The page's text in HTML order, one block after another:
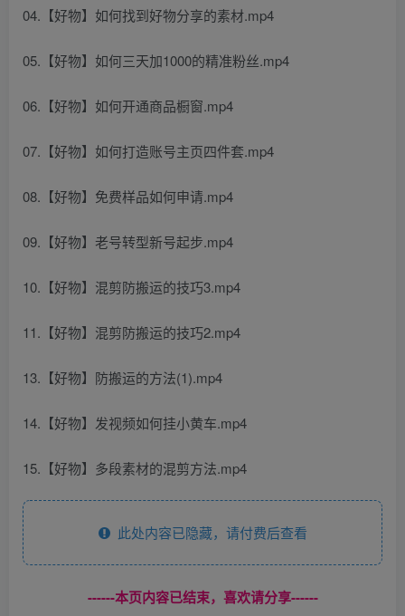
04.【好物】如何找到好物分享的素材.mp4
05.【好物】如何三天加1000的精准粉丝.mp4
06.【好物】如何开通商品橱窗.mp4
07.【好物】如何打造账号主页四件套.mp4
08.【好物】免费样品如何申请.mp4
09.【好物】老号转型新号起步.mp4
10.【好物】混剪防搬运的技巧3.mp4
11.【好物】混剪防搬运的技巧2.mp4
13.【好物】防搬运的方法(1).mp4
14.【好物】发视频如何挂小黄车.mp4
15.【好物】多段素材的混剪方法.mp4
此处内容已隐藏，请付费后查看
------本页内容已结束，喜欢请分享------